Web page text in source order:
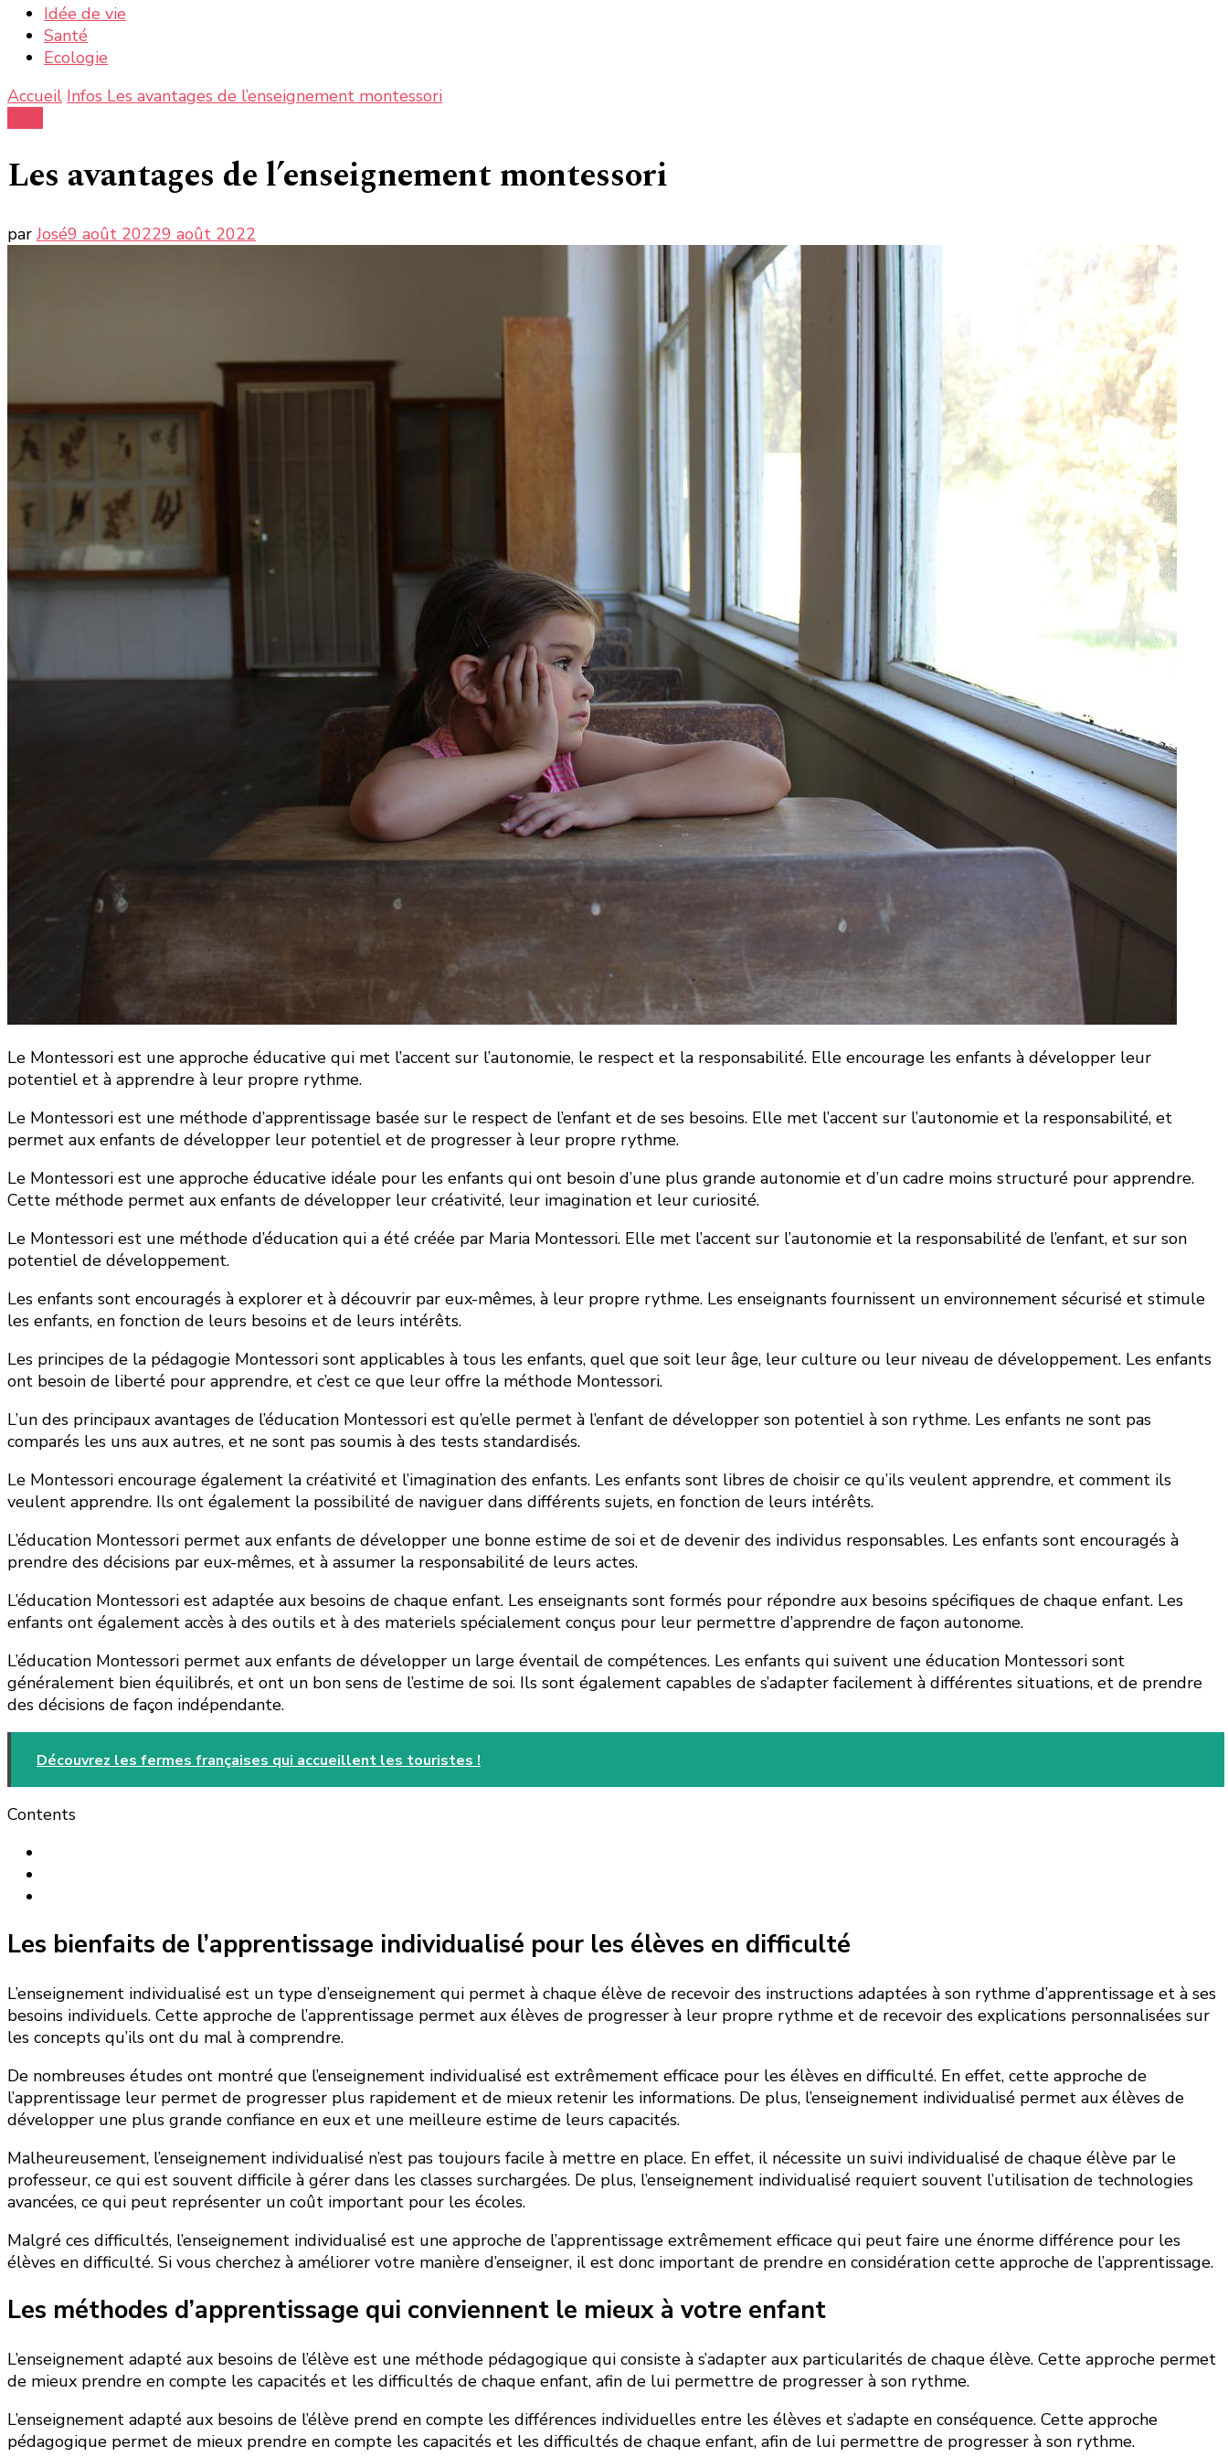
Idée de vie
Santé
Ecologie
Accueil Infos Les avantages de l’enseignement montessori
Les avantages de l’enseignement montessori
parJosé9 août 20229 août 2022
Le Montessori est une approche éducative qui met l’accent sur l’autonomie, le respect et la responsabilité. Elle encourage les enfants à développer leur
potentiel et à apprendre à leur propre rythme.
Le Montessori est une méthode d’apprentissage basée sur le respect de l’enfant et de ses besoins. Elle met l’accent sur l’autonomie et la responsabilité, et
permet aux enfants de développer leur potentiel et de progresser à leur propre rythme.
Le Montessori est une approche éducative idéale pour les enfants qui ont besoin d’une plus grande autonomie et d’un cadre moins structuré pour apprendre.
Cette méthode permet aux enfants de développer leur créativité, leur imagination et leur curiosité.
Le Montessori est une méthode d’éducation qui a été créée par Maria Montessori. Elle met l’accent sur l’autonomie et la responsabilité de l’enfant, et sur son
potentiel de développement.
Les enfants sont encouragés à explorer et à découvrir par eux-mêmes, à leur propre rythme. Les enseignants fournissent un environnement sécurisé et stimule
les enfants, en fonction de leurs besoins et de leurs intérêts.
Les principes de la pédagogie Montessori sont applicables à tous les enfants, quel que soit leur âge, leur culture ou leur niveau de développement. Les enfants
ont besoin de liberté pour apprendre, et c’est ce que leur offre la méthode Montessori.
L’un des principaux avantages de l’éducation Montessori est qu’elle permet à l’enfant de développer son potentiel à son rythme. Les enfants ne sont pas
comparés les uns aux autres, et ne sont pas soumis à des tests standardisés.
Le Montessori encourage également la créativité et l’imagination des enfants. Les enfants sont libres de choisir ce qu’ils veulent apprendre, et comment ils
veulent apprendre. Ils ont également la possibilité de naviguer dans différents sujets, en fonction de leurs intérêts.
L’éducation Montessori permet aux enfants de développer une bonne estime de soi et de devenir des individus responsables. Les enfants sont encouragés à
prendre des décisions par eux-mêmes, et à assumer la responsabilité de leurs actes.
L’éducation Montessori est adaptée aux besoins de chaque enfant. Les enseignants sont formés pour répondre aux besoins spécifiques de chaque enfant. Les
enfants ont également accès à des outils et à des materiels spécialement conçus pour leur permettre d’apprendre de façon autonome.
L’éducation Montessori permet aux enfants de développer un large éventail de compétences. Les enfants qui suivent une éducation Montessori sont
généralement bien équilibrés, et ont un bon sens de l’estime de soi. Ils sont également capables de s’adapter facilement à différentes situations, et de prendre
des décisions de façon indépendante.
Découvrez les fermes françaises qui accueillent les touristes !
Contents
Les bienfaits de l’apprentissage individualisé pour les élèves en difficulté
L’enseignement individualisé est un type d’enseignement qui permet à chaque élève de recevoir des instructions adaptées à son rythme d’apprentissage et à ses
besoins individuels. Cette approche de l’apprentissage permet aux élèves de progresser à leur propre rythme et de recevoir des explications personnalisées sur
les concepts qu’ils ont du mal à comprendre.
De nombreuses études ont montré que l’enseignement individualisé est extrêmement efficace pour les élèves en difficulté. En effet, cette approche de
l’apprentissage leur permet de progresser plus rapidement et de mieux retenir les informations. De plus, l’enseignement individualisé permet aux élèves de
développer une plus grande confiance en eux et une meilleure estime de leurs capacités.
Malheureusement, l’enseignement individualisé n’est pas toujours facile à mettre en place. En effet, il nécessite un suivi individualisé de chaque élève par le
professeur, ce qui est souvent difficile à gérer dans les classes surchargées. De plus, l’enseignement individualisé requiert souvent l’utilisation de technologies
avancées, ce qui peut représenter un coût important pour les écoles.
Malgré ces difficultés, l’enseignement individualisé est une approche de l’apprentissage extrêmement efficace qui peut faire une énorme différence pour les
élèves en difficulté. Si vous cherchez à améliorer votre manière d’enseigner, il est donc important de prendre en considération cette approche de l’apprentissage.
Les méthodes d’apprentissage qui conviennent le mieux à votre enfant
L’enseignement adapté aux besoins de l’élève est une méthode pédagogique qui consiste à s’adapter aux particularités de chaque élève. Cette approche permet
de mieux prendre en compte les capacités et les difficultés de chaque enfant, afin de lui permettre de progresser à son rythme.
L’enseignement adapté aux besoins de l’élève prend en compte les différences individuelles entre les élèves et s’adapte en conséquence. Cette approche
pédagogique permet de mieux prendre en compte les capacités et les difficultés de chaque enfant, afin de lui permettre de progresser à son rythme.